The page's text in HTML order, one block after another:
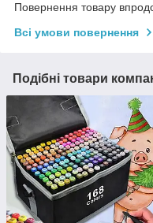
Повернення товару
Всі умови повернення
Подібні товари